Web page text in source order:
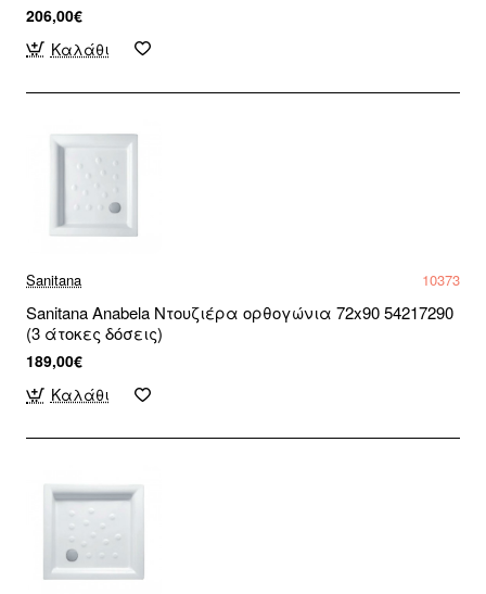
206,00€
Καλάθι
Sanitana 10373
Sanitana Anabela Ντουζιέρα ορθογώνια 72x90 54217290
(3 άτοκες δόσεις)
189,00€
Καλάθι